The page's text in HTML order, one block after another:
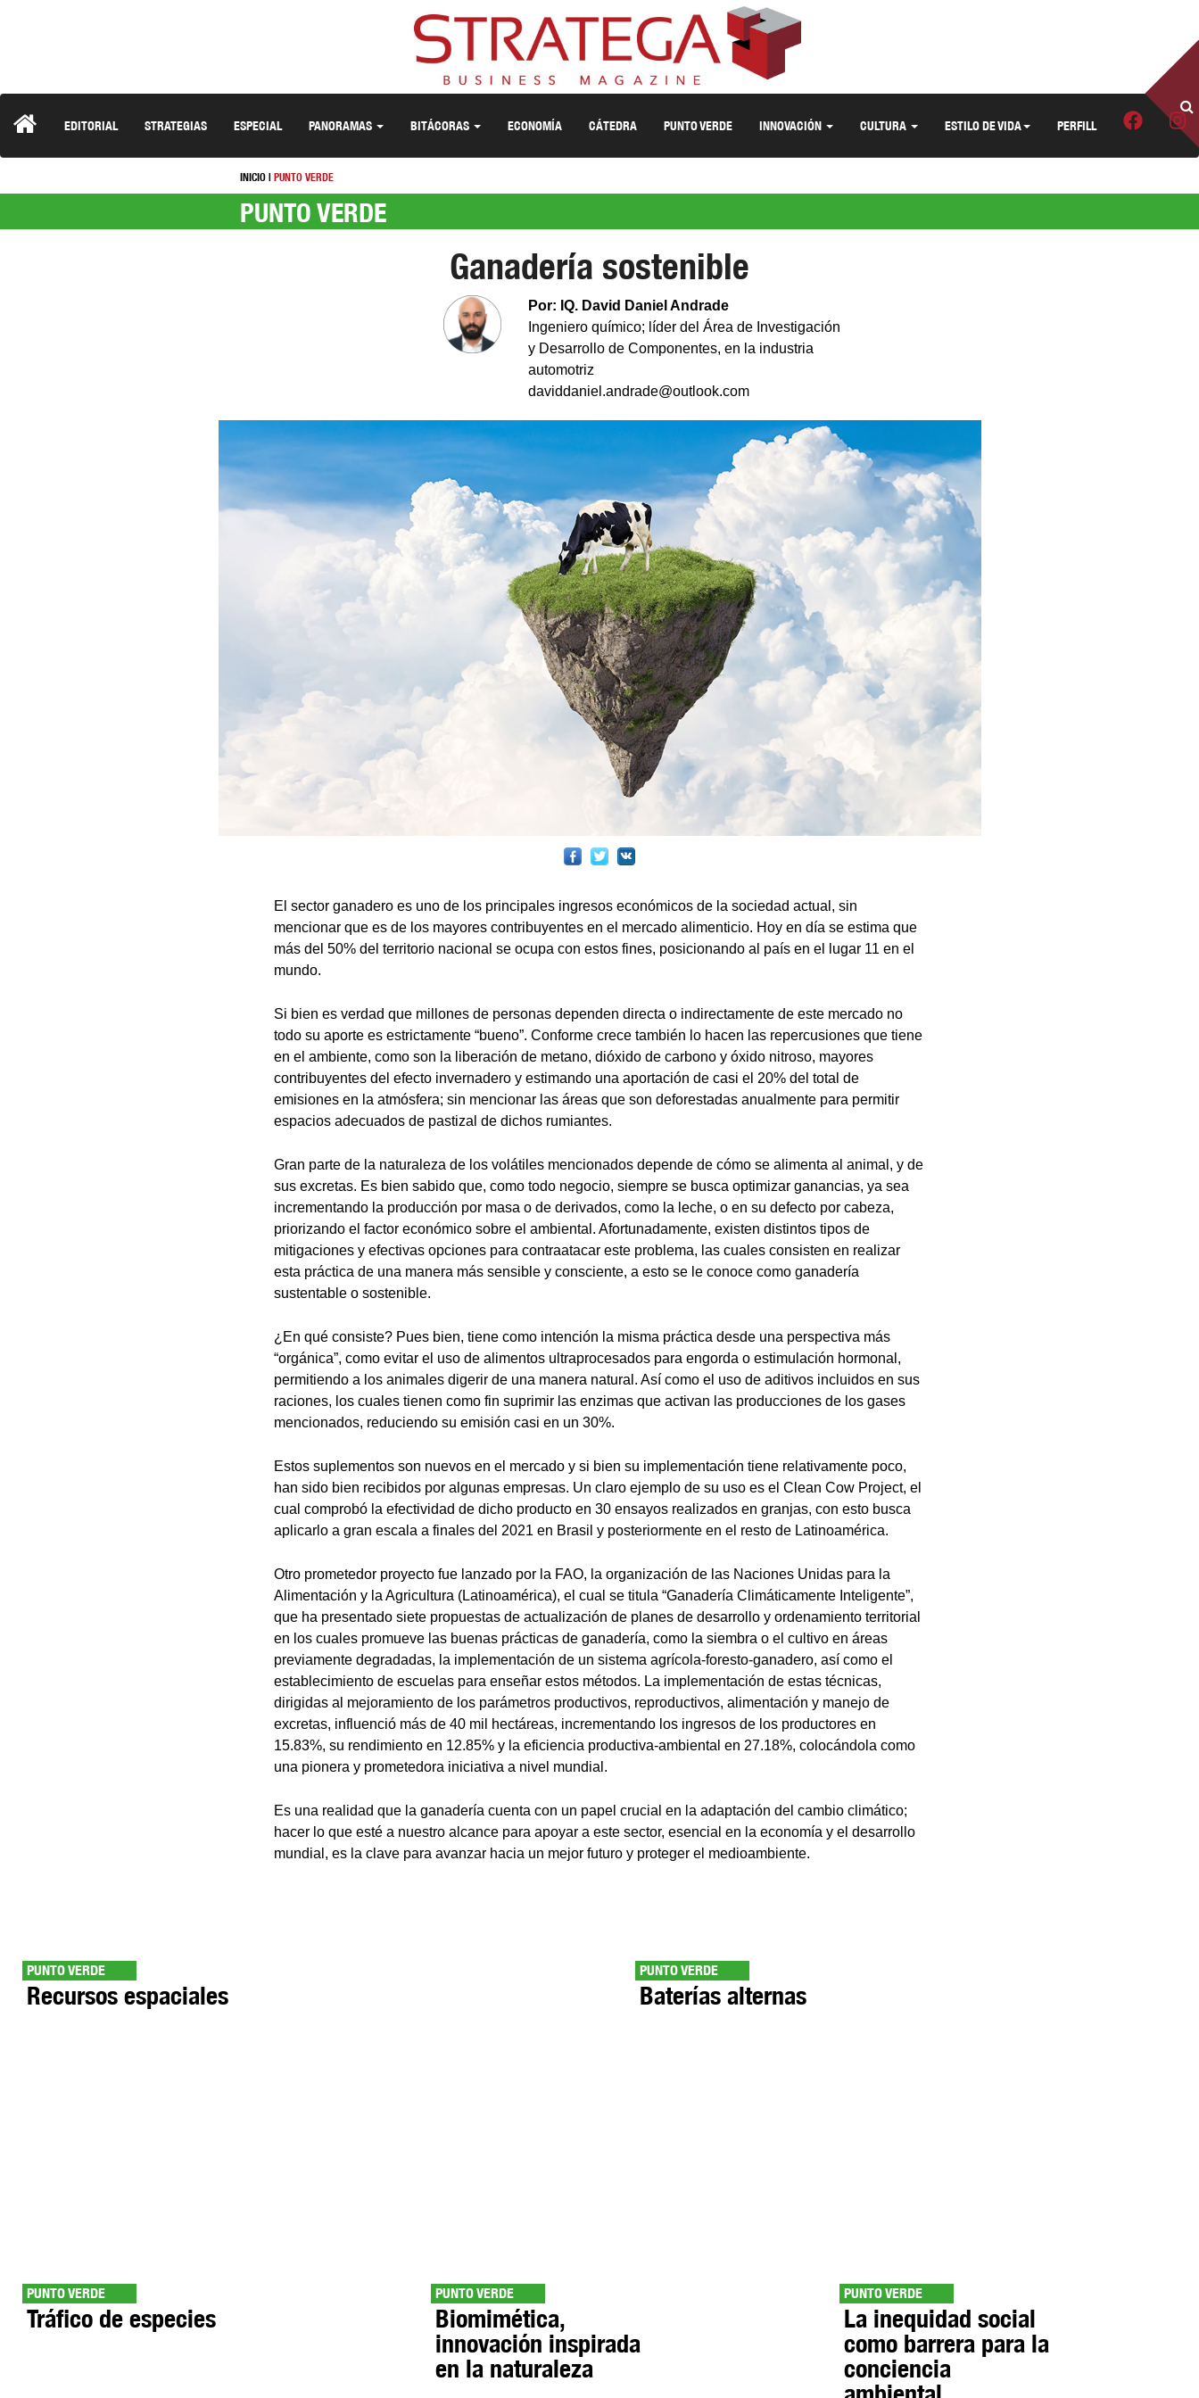
EDITORIAL STRATEGIAS ESPECIAL PANORAMAS BITÁCORAS ECONOMÍA CÁTEDRA PUNTO VERDE INNOVACIÓN CULTURA ESTILO DE VIDA PERFILL
INICIO| PUNTO VERDE
PUNTO VERDE
Ganadería sostenible
Por: IQ. David Daniel Andrade
Ingeniero químico; líder del Área de Investigación
y Desarrollo de Componentes, en la industria
automotriz
daviddaniel.andrade@outlook.com
El sector ganadero es uno de los principales ingresos económicos de la sociedad actual, sin
mencionar que es de los mayores contribuyentes en el mercado alimenticio. Hoy en día se estima que
más del 50% del territorio nacional se ocupa con estos fines, posicionando al país en el lugar 11 en el
mundo.
Si bien es verdad que millones de personas dependen directa o indirectamente de este mercado no
todo su aporte es estrictamente “bueno”. Conforme crece también lo hacen las repercusiones que tiene
en el ambiente, como son la liberación de metano, dióxido de carbono y óxido nitroso, mayores
contribuyentes del efecto invernadero y estimando una aportación de casi el 20% del total de
emisiones en la atmósfera; sin mencionar las áreas que son deforestadas anualmente para permitir
espacios adecuados de pastizal de dichos rumiantes.
Gran parte de la naturaleza de los volátiles mencionados depende de cómo se alimenta al animal, y de
sus excretas. Es bien sabido que, como todo negocio, siempre se busca optimizar ganancias, ya sea
incrementando la producción por masa o de derivados, como la leche, o en su defecto por cabeza,
priorizando el factor económico sobre el ambiental. Afortunadamente, existen distintos tipos de
mitigaciones y efectivas opciones para contraatacar este problema, las cuales consisten en realizar
esta práctica de una manera más sensible y consciente, a esto se le conoce como ganadería
sustentable o sostenible.
¿En qué consiste? Pues bien, tiene como intención la misma práctica desde una perspectiva más
“orgánica”, como evitar el uso de alimentos ultraprocesados para engorda o estimulación hormonal,
permitiendo a los animales digerir de una manera natural. Así como el uso de aditivos incluidos en sus
raciones, los cuales tienen como fin suprimir las enzimas que activan las producciones de los gases
mencionados, reduciendo su emisión casi en un 30%.
Estos suplementos son nuevos en el mercado y si bien su implementación tiene relativamente poco,
han sido bien recibidos por algunas empresas. Un claro ejemplo de su uso es el Clean Cow Project, el
cual comprobó la efectividad de dicho producto en 30 ensayos realizados en granjas, con esto busca
aplicarlo a gran escala a finales del 2021 en Brasil y posteriormente en el resto de Latinoamérica.
Otro prometedor proyecto fue lanzado por la FAO, la organización de las Naciones Unidas para la
Alimentación y la Agricultura (Latinoamérica), el cual se titula “Ganadería Climáticamente Inteligente”,
que ha presentado siete propuestas de actualización de planes de desarrollo y ordenamiento territorial
en los cuales promueve las buenas prácticas de ganadería, como la siembra o el cultivo en áreas
previamente degradadas, la implementación de un sistema agrícola-foresto-ganadero, así como el
establecimiento de escuelas para enseñar estos métodos. La implementación de estas técnicas,
dirigidas al mejoramiento de los parámetros productivos, reproductivos, alimentación y manejo de
excretas, influenció más de 40 mil hectáreas, incrementando los ingresos de los productores en
15.83%, su rendimiento en 12.85% y la eficiencia productiva-ambiental en 27.18%, colocándola como
una pionera y prometedora iniciativa a nivel mundial.
Es una realidad que la ganadería cuenta con un papel crucial en la adaptación del cambio climático;
hacer lo que esté a nuestro alcance para apoyar a este sector, esencial en la economía y el desarrollo
mundial, es la clave para avanzar hacia un mejor futuro y proteger el medioambiente.
PUNTO VERDE
Recursos espaciales
PUNTO VERDE
Baterías alternas
PUNTO VERDE
Tráfico de especies
PUNTO VERDE
Biomimética,
innovación inspirada
en la naturaleza
PUNTO VERDE
La inequidad social
como barrera para la
conciencia